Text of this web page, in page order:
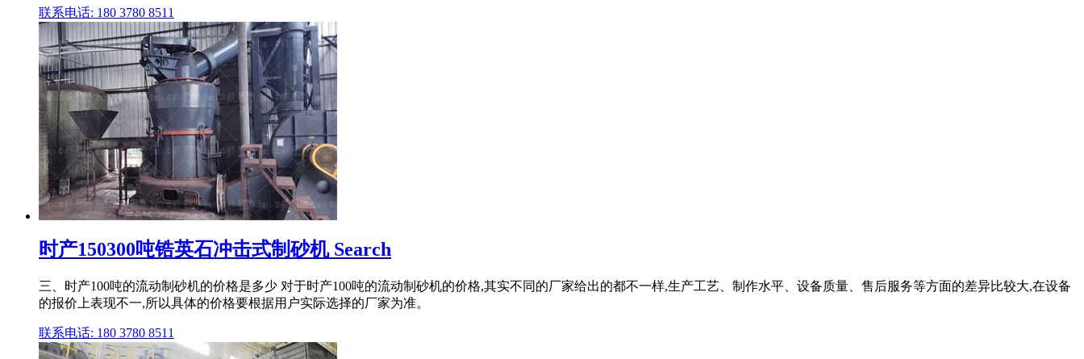
联系电话: 180 3780 8511
时产150300吨锆英石冲击式制砂机 Search
三、时产100吨的流动制砂机的价格是多少 对于时产100吨的流动制砂机的价格,其实不同的厂家给出的都不一样,生产工艺、制作水平、设备质量、售后服务等方面的差异比较大,在设备
的报价上表现不一,所以具体的价格要根据用户实际选择的厂家为准。
联系电话: 180 3780 8511